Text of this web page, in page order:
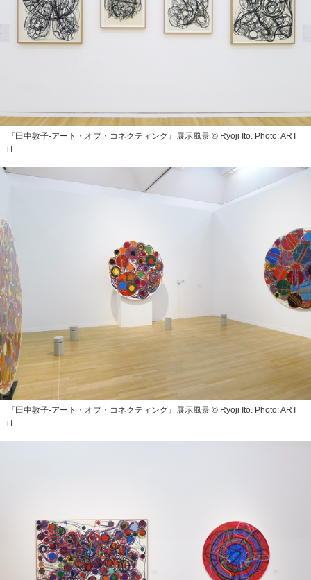
『田中敦子‐アート・オブ・コネクティング』展示風景 © Ryoji Ito. Photo: ART
iT
『田中敦子‐アート・オブ・コネクティング』展示風景 © Ryoji Ito. Photo: ART
iT